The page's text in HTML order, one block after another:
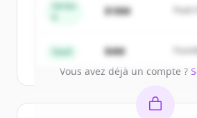
get started.
Vous avez déjà un compte ?
Series
$18M
Seed $4M